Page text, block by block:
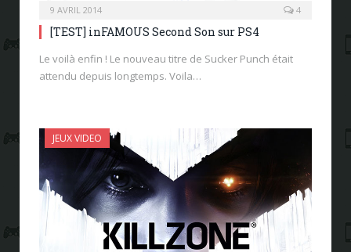
9 AVRIL 2014 4
[TEST] inFAMOUS Second Son sur PS4
Le voilà enfin ! Le nouveau titre de Sucker Punch était
attendu depuis longtemps. Voila…
JEUX VIDEO